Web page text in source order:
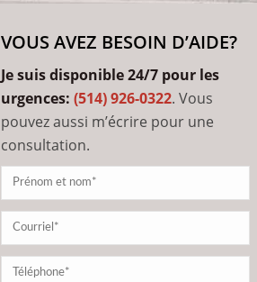
VOUS AVEZ BESOIN D’AIDE?
Je suis disponible 24/7 pour les
urgences:(514) 926-0322. Vous
pouvez aussi m’écrire pour une
consultation.